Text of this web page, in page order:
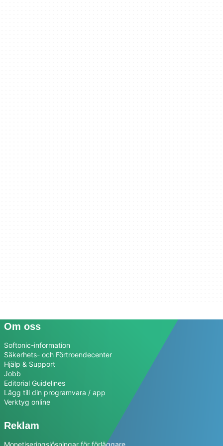
Om oss
Softonic-information
Säkerhets- och Förtroendecenter
Hjälp & Support
Jobb
Editorial Guidelines
Lägg till din programvara / app
Verktyg online
Reklam
Monetiseringslösningar för förläggare